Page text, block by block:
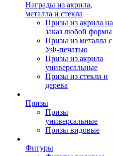
Награды из акрила,
металла и стекла
Призы из акрила на
заказ любой формы
Призы из металла с
УФ-печатью
Призы из акрила
универсальные
Призы из стекла и
дерева
Призы
Призы
универсальные
Призы видовые
Фигуры